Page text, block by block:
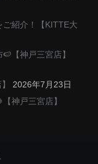
紹介！【KITTE大
【神戸三宮店】
2026年7月23日
神戸三宮店】